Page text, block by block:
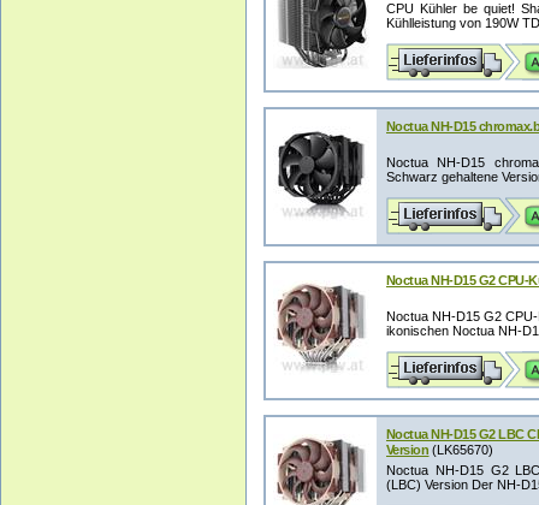
CPU Kühler be quiet!
Kühlleistung von 190W
Noctua NH-D15
Noctua NH-D15
Schwarz gehaltene
Noctua NH-D15 G2 CPU-
Noctua NH-D15 G2
ikonischen Noctua NH-
Noctua NH-D15 G2 LBC
Version (LK65670)
Noctua NH-D15 G2
(LBC) Version Der NH-